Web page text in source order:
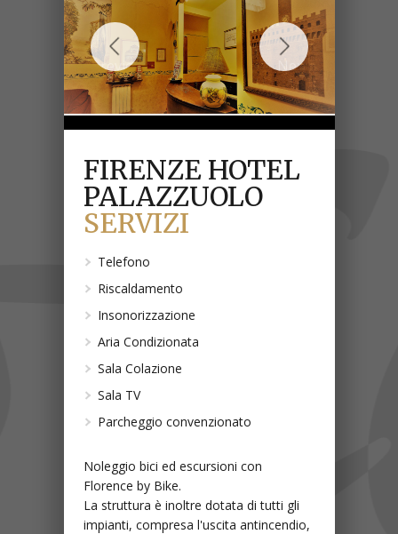
Previous Next
FIRENZE HOTEL
PALAZZUOLO
SERVIZI
Telefono
Riscaldamento
Insonorizzazione
Aria Condizionata
Sala Colazione
Sala TV
Parcheggio convenzionato
Noleggio bici ed escursioni con
Florence by Bike.
La struttura è inoltre dotata di tutti gli
impianti, compresa l'uscita antincendio,